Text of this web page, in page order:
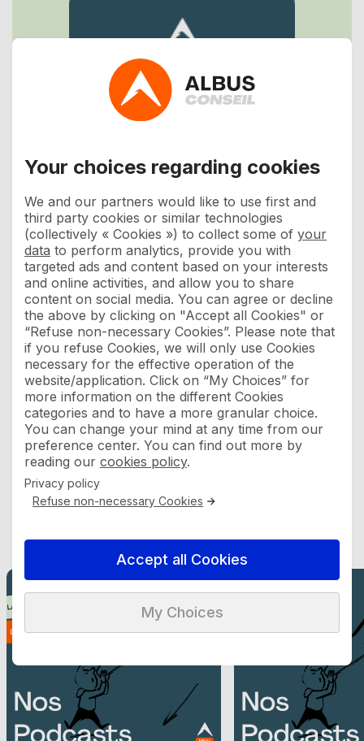
PODCAST PODCAST
Your choices regarding cookies
We and our partners would like to use first and
third party cookies or similar technologies
(collectively « Cookies ») to collect some of your
data to perform analytics, provide you with
targeted ads and content based on your interests
and online activities, and allow you to share
content on social media. You can agree or decline
the above by clicking on "Accept all Cookies" or
“Refuse non-necessary Cookies”. Please note that
if you refuse Cookies, we will only use Cookies
necessary for the effective operation of the
website/application. Click on “My Choices” for
more information on the different Cookies
categories and to have a more granular choice.
You can change your mind at any time from our
preference center. You can find out more by
reading our cookies policy.
Privacy policy
Refuse non-necessary Cookies
Accept all Cookies
My Choices